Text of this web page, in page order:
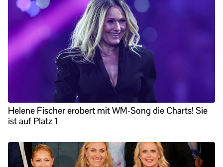
Helene Fischer erobert mit WM-Song die Charts! Sie
ist auf Platz 1